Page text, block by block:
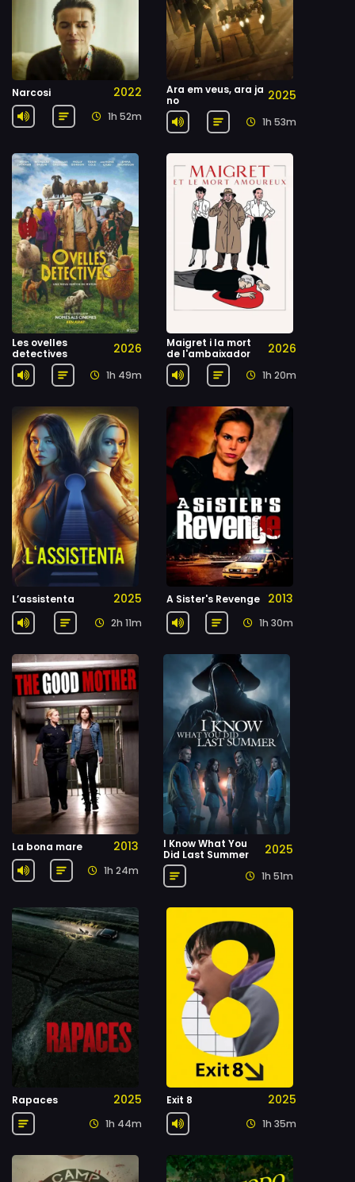
Narcosi 2022
1h 52m
Ara em veus, ara ja
no
2025
1h 53m
Les ovelles
detectives
2026
1h 49m
Maigret i la mort
de l'ambaixador
2026
1h 20m
L’assistenta 2025
2h 11m
A Sister's Revenge 2013
1h 30m
La bona mare 2013
1h 24m
I Know What You
Did Last Summer
2025
1h 51m
Rapaces 2025
1h 44m
Exit 8 2025
1h 35m